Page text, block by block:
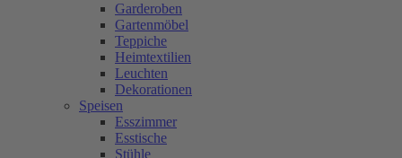
Garderoben
Gartenmöbel
Teppiche
Heimtextilien
Leuchten
Dekorationen
Speisen
Esszimmer
Esstische
Stühle